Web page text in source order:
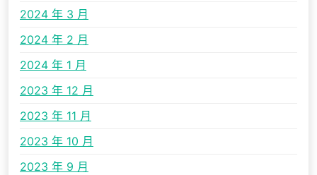
2024 年 3 月
2024 年 2 月
2024 年 1 月
2023 年 12 月
2023 年 11 月
2023 年 10 月
2023 年 9 月